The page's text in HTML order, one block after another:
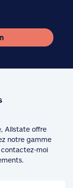
Allstate offre
notre gamme
moi